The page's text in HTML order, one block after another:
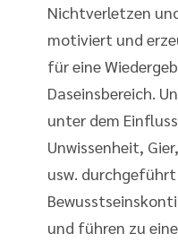
Nichtverletzen
motiviert und
für eine
Daseinsbereich.
unter dem
Unwissenheit,
usw.
und führen zu